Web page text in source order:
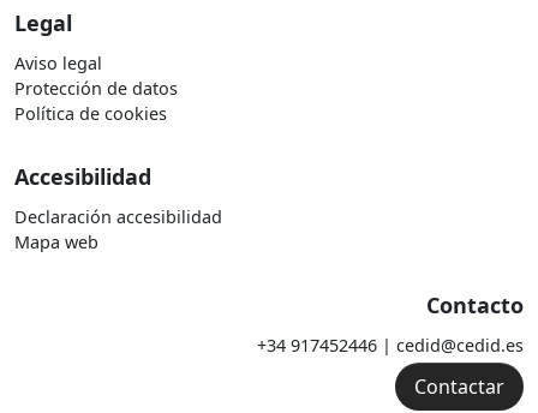
Legal
Aviso legal
Protección de datos
Política de cookies
Accesibilidad
Declaración accesibilidad
Mapa web
Contacto
+34 917452446 | cedid@cedid.es
Contactar